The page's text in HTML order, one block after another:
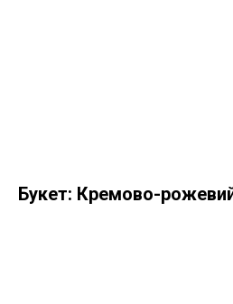
Букет: Кремово-